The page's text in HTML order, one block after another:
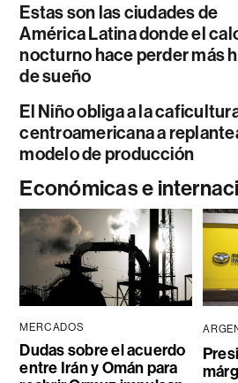
Estas son las ciudades de
América Latina donde el
nocturno hace perder más
de sueño
El Niño obliga a la
centroamericana a
modelo de producción
Económicas e
MERCADOS
Dudas sobre el acuerdo
entre Irán y Omán para